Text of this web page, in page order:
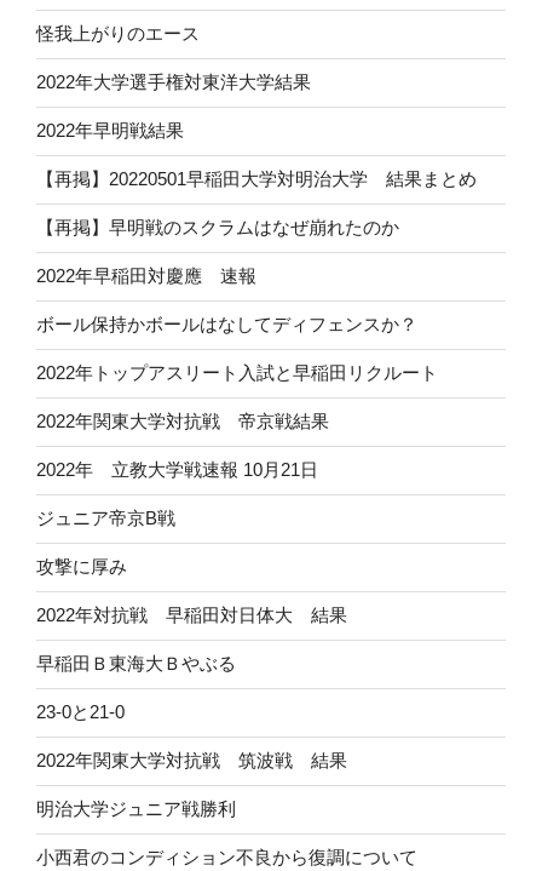
怪我上がりのエース
2022年大学選手権対東洋大学結果
2022年早明戦結果
【再掲】20220501早稲田大学対明治大学 結果まとめ
【再掲】早明戦のスクラムはなぜ崩れたのか
2022年早稲田対慶應 速報
ボール保持かボールはなしてディフェンスか？
2022年トップアスリート入試と早稲田リクルート
2022年関東大学対抗戦 帝京戦結果
2022年 立教大学戦速報 10月21日
ジュニア帝京B戦
攻撃に厚み
2022年対抗戦 早稲田対日体大 結果
早稲田Ｂ東海大Ｂやぶる
23-0と21-0
2022年関東大学対抗戦 筑波戦 結果
明治大学ジュニア戦勝利
小西君のコンディション不良から復調について